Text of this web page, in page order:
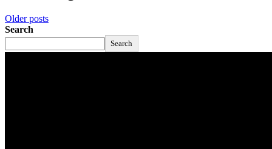
Older posts
Search
Search